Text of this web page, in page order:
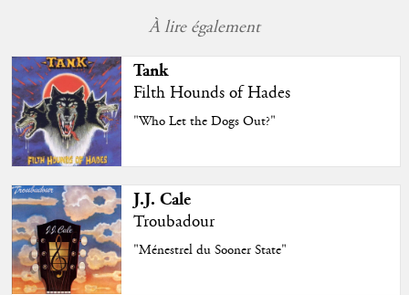
À lire également
Tank
Filth Hounds of Hades
"Who Let the Dogs Out?"
J.J. Cale
Troubadour
"Ménestrel du Sooner State"